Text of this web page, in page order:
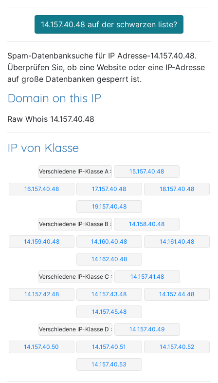
14.157.40.48 auf der schwarzen liste?
Spam-Datenbanksuche für IP Adresse-14.157.40.48.
Überprüfen Sie, ob eine Website oder eine IP-Adresse
auf große Datenbanken gesperrt ist.
Domain on this IP
Raw Whois 14.157.40.48
IP von Klasse
Verschiedene IP-Klasse A : 15.157.40.48
16.157.40.48 17.157.40.48 18.157.40.48
19.157.40.48
Verschiedene IP-Klasse B : 14.158.40.48
14.159.40.48 14.160.40.48 14.161.40.48
14.162.40.48
Verschiedene IP-Klasse C : 14.157.41.48
14.157.42.48 14.157.43.48 14.157.44.48
14.157.45.48
Verschiedene IP-Klasse D : 14.157.40.49
14.157.40.50 14.157.40.51 14.157.40.52
14.157.40.53